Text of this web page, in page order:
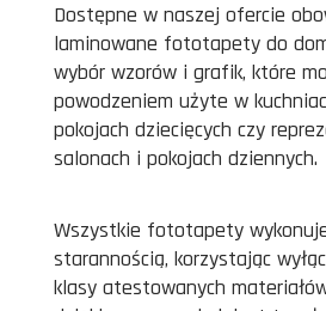
Dostępne w naszej ofercie
laminowane fototapety do
wybór wzorów i grafik, które
powodzeniem użyte w
pokojach dziecięcych czy
salonach i pokojach dziennych.
Wszystkie fototapety
starannością, korzystając
klasy atestowanych